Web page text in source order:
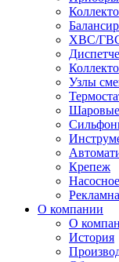
ХВС/
Узлы
Крепеж
О компании
О
История